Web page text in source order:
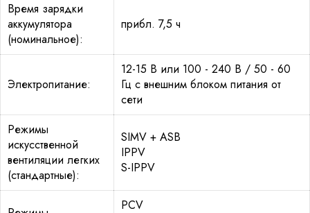
Время зарядки
аккумулятора
(номинальное):
прибл. 7,5 ч
Электропитание:
12-15 В или 100 - 240 В / 50 - 60
Гц с внешним блоком питания от
сети
Режимы
искусственной
вентиляции легких
(стандартные):
SIMV + ASB
IPPV
S-IPPV
PCV